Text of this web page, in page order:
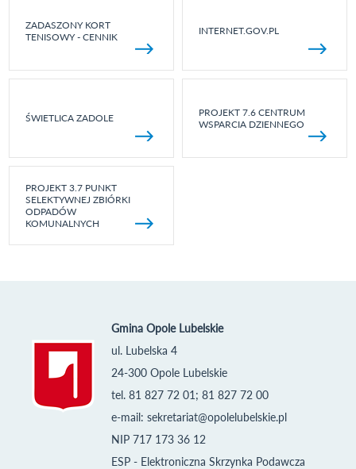
ZADASZONY KORT
TENISOWY - CENNIK
INTERNET.GOV.PL
ŚWIETLICA ZADOLE
PROJEKT 7.6 CENTRUM
WSPARCIA DZIENNEGO
PROJEKT 3.7 PUNKT
SELEKTYWNEJ ZBIÓRKI
ODPADÓW
KOMUNALNYCH
Gmina Opole Lubelskie
ul. Lubelska 4
24-300 Opole Lubelskie
tel. 81 827 72 01; 81 827 72 00
e-mail: sekretariat@opolelubelskie.pl
NIP 717 173 36 12
ESP - Elektroniczna Skrzynka Podawcza